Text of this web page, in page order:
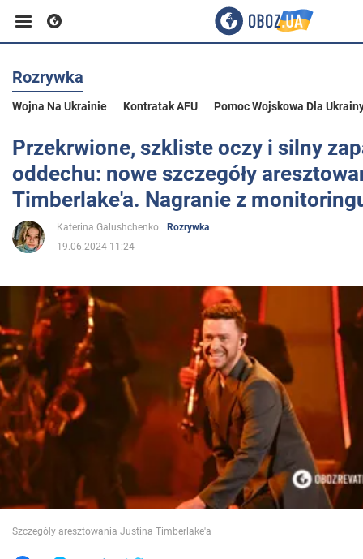
Biznes
Sport
Rozrywka
Życie
Polityka
Społeczeństwo
Wojna na Ukrainie
Świat
Jedzenie
Rozrywka
Wojna Na Ukrainie Kontratak AFU Pomoc Wojskowa Dla
Przekrwione, szkliste oczy i silny
oddechu: nowe szczegóły
Timberlake'a. Nagranie z
Katerina Galushchenko
Rozrywka
19.06.2024 11:24
Szczegóły aresztowania Justina Timberlake'a